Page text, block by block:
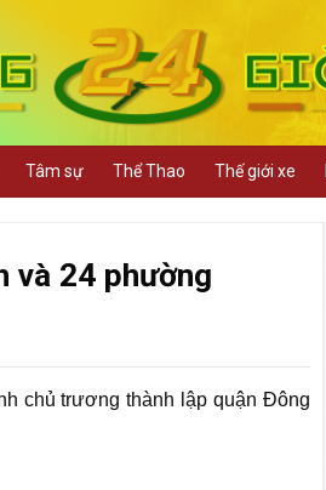
Tâm sự Thể Thao Thế giới xe
và 24 phường
chủ trương thành lập quận Đông